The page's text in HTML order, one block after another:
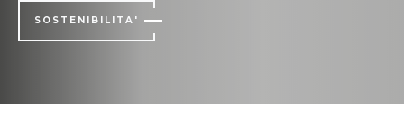
SOSTENIBILITA'